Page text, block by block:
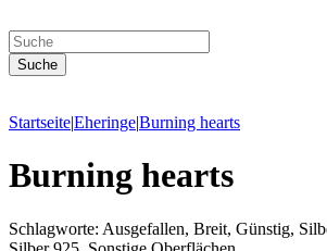
Startseite|Eheringe|Burning hearts
Burning hearts
Schlagworte: Ausgefallen, Breit, Günstig,